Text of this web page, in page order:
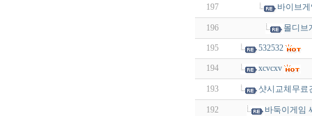
197 바이브
196 몰디브
195 532532
194 xcvcxv
193 샷시교체무료
192 바둑이게임